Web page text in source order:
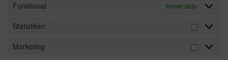
Funktional
Immer aktiv
Statistiken
Marketing